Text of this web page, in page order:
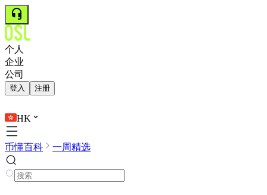
个人
企业
公司
登入 注册
HK
币懂百科 一周精选